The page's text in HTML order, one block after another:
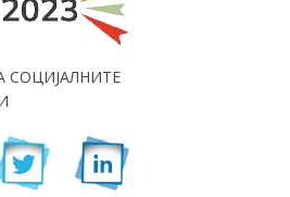
СОЦИЈАЛНИТЕ